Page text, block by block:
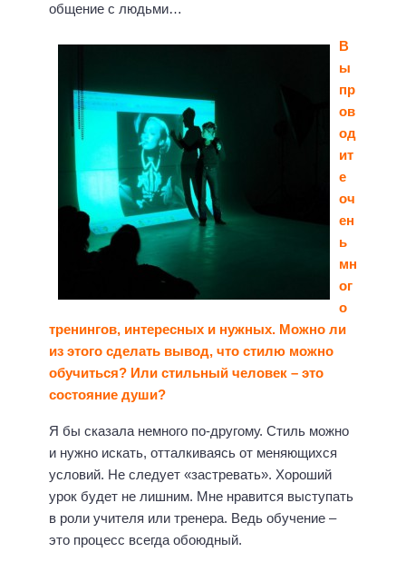
общение с людьми…
В
ы
пр
ов
од
ит
е
оч
ен
ь
мн
ог
о
тренингов, интересных и нужных. Можно ли
из этого сделать вывод, что стилю можно
обучиться? Или стильный человек – это
состояние души?
Я бы сказала немного по-другому. Стиль можно
и нужно искать, отталкиваясь от меняющихся
условий. Не следует «застревать». Хороший
урок будет не лишним. Мне нравится выступать
в роли учителя или тренера. Ведь обучение –
это процесс всегда обоюдный.